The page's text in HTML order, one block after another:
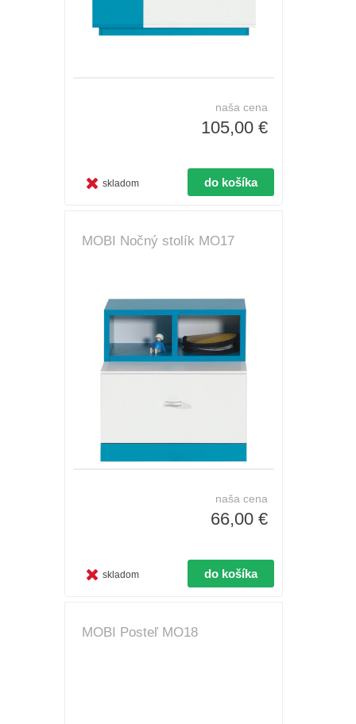
naša cena
105,00 €
skladom
MOBI Nočný stolík MO17
naša cena
66,00 €
skladom
MOBI Posteľ MO18